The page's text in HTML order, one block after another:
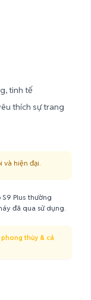
tinh tế
thích sự trang
và hiện đại.
S9 Plus thường
đã qua sử dụng.
phong thủy & cá